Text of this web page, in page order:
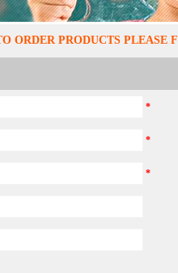
ORDER PRODUCTS
*
*
*